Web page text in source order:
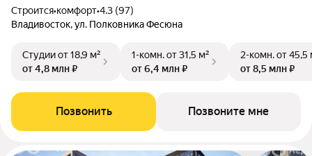
Строится•комфорт•4.3 (97)
Владивосток, ул. Полковника Фесюна
Студииот 18,9 м²
от 4,8 млн ₽
1-комн.от 31,5 м²
от 6,4 млн ₽
2-комн.от 45,5
от 8,5 млн ₽
Позвонить Позвоните мне